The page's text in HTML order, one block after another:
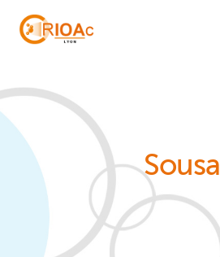
Sousa
Cookies management panel